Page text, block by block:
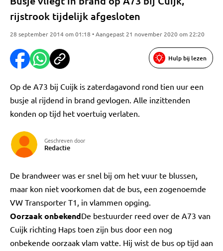
rijstrook tijdelijk afgesloten
28 september 2014 om 01:18 • Aangepast 21 november 2020 om 22:20
Hulp bij lezen
Op de A73 bij Cuijk is zaterdagavond rond tien uur een
busje al rijdend in brand gevlogen. Alle inzittenden
konden op tijd het voertuig verlaten.
Geschreven door
Redactie
De brandweer was er snel bij om het vuur te blussen,
maar kon niet voorkomen dat de bus, een zogenoemde
VW Transporter T1, in vlammen opging.
Oorzaak onbekendDe bestuurder reed over de A73 van
Cuijk richting Haps toen zijn bus door een nog
onbekende oorzaak vlam vatte. Hij wist de bus op tijd aan